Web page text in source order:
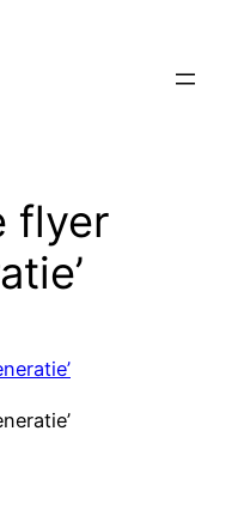
flyer